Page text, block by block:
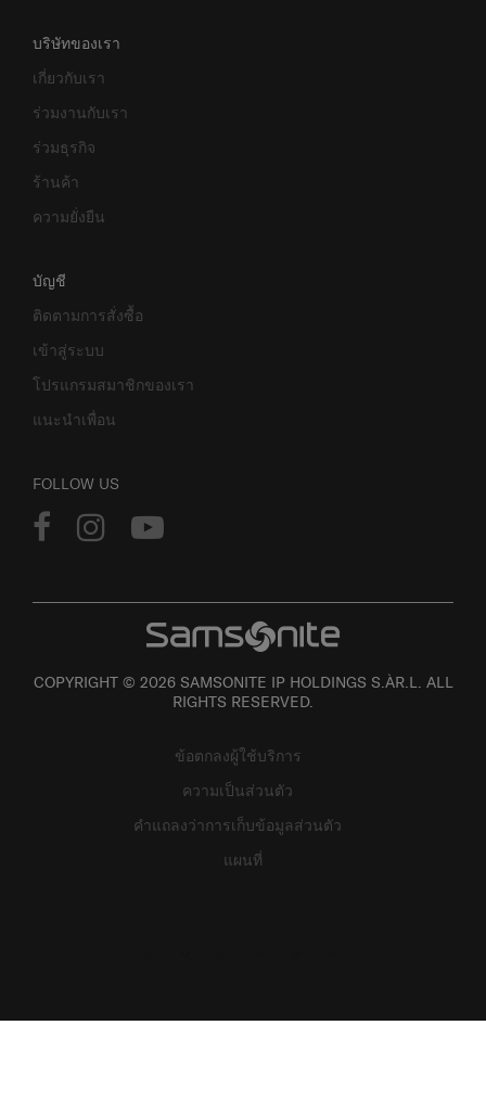
บริษัทของเรา
เกี่ยวกับเรา
ร่วมงานกับเรา
ร่วมธุรกิจ
ร้านค้า
ความยั่งยืน
บัญชี
ติดตามการสั่งซื้อ
เข้าสู่ระบบ
โปรแกรมสมาชิกของเรา
แนะนำเพื่อน
FOLLOW US
COPYRIGHT © 2026 SAMSONITE IP HOLDINGS S.ÀR.L. ALL
RIGHTS RESERVED.
ข้อตกลงผู้ใช้บริการ
ความเป็นส่วนตัว
คำแถลงว่าการเก็บข้อมูลส่วนตัว
แผนที่